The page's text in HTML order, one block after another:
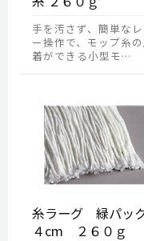
手を汚さず、簡単な
ー操作で、モップ糸
着ができる小型モ…
糸ラーグ 緑パッ
４cm ２６０ｇ